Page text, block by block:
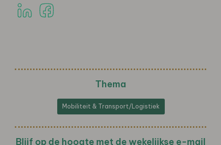
Thema
Mobiliteit & Transport/Logistiek
Blijf op de hoogte met de wekelijkse e-mail